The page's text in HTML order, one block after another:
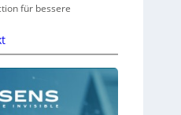
für bessere